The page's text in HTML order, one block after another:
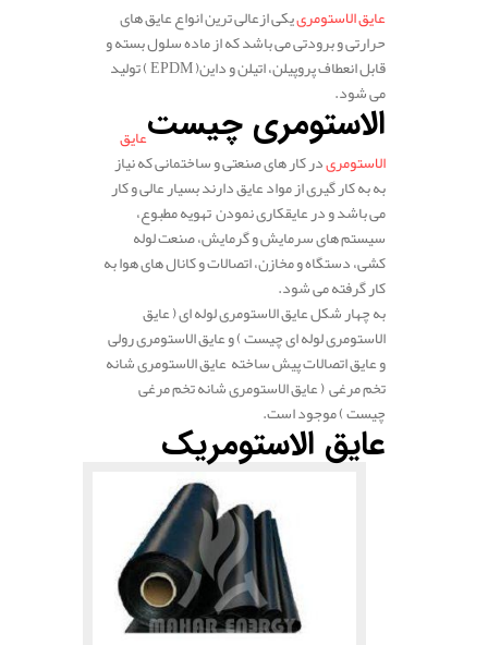
عایق الاستومرییکی ازعالی ترین انواع عایق های
حرارتی و برودتی می باشد که از ماده سلول بسته و
قابل انعطاف پروپیلن، اتیلن و داین( EPDM ) تولید
می شود.
الاستومری چیستعایق
الاستومریدر کار های صنعتی و ساختمانی که نیاز
به به کار گیری از مواد عایق دارند بسیار عالی و کار
می باشد و در عایقکاری نمودن تهویه مطبوع،
سیستم های سرمایش و گرمایش، صنعت لوله
کشی، دستگاه و مخازن، اتصالات و کانال های هوا به
کار گرفته می شود.
به چهار شکل عایق الاستومری لوله ای ( عایق
الاستومری لوله ای چیست ) و عایق الاستومری رولی
و عایق اتصالات پیش ساخته عایق الاستومری شانه
تخم مرغی ( عایق الاستومری شانه تخم مرغی
چیست ) موجود است.
عایق الاستومریک